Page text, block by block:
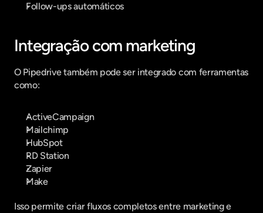
Follow-ups automáticos
Integração com marketing
O Pipedrive também pode ser integrado com ferramentas
como:
ActiveCampaign
Mailchimp
HubSpot
RD Station
Zapier
Make
Isso permite criar fluxos completos entre marketing e